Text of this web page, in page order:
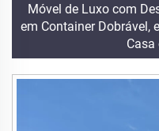
Móvel de Luxo com
em Container Dobrável,
Casa